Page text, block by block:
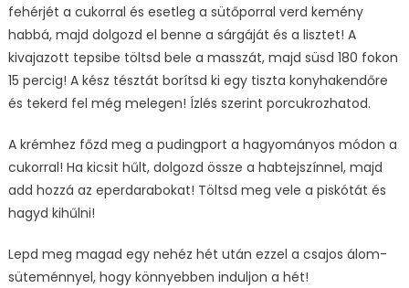
fehérjét a cukorral és esetleg a sütőporral verd kemény
habbá, majd dolgozd el benne a sárgáját és a lisztet! A
kivajazott tepsibe töltsd bele a masszát, majd süsd 180 fokon
15 percig! A kész tésztát borítsd ki egy tiszta konyhakendőre
és tekerd fel még melegen! Ízlés szerint porcukrozhatod.
A krémhez főzd meg a pudingport a hagyományos módon a
cukorral! Ha kicsit hűlt, dolgozd össze a habtejszínnel, majd
add hozzá az eperdarabokat! Töltsd meg vele a piskótát és
hagyd kihűlni!
Lepd meg magad egy nehéz hét után ezzel a csajos álom-
süteménnyel, hogy könnyebben induljon a hét!